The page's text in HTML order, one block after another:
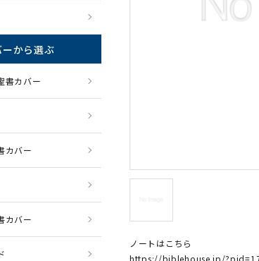
ノートはこちら
から選ぶ
書カバー
カバー
カバー